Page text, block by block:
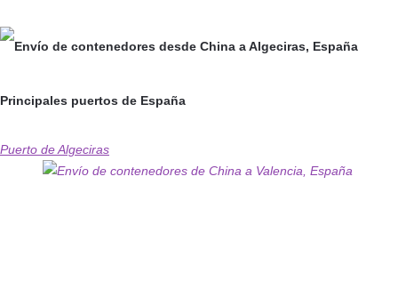
Principales puertos de España
Puerto de Algeciras